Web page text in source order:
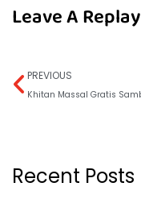
Leave A Replay
PREVIOUS
Recent Posts